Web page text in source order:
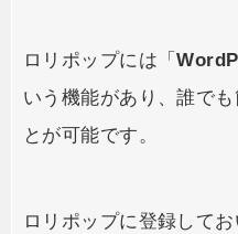
ロリポップには「
いう機能があり、誰で
とが可能です。
ロリポップに登録して